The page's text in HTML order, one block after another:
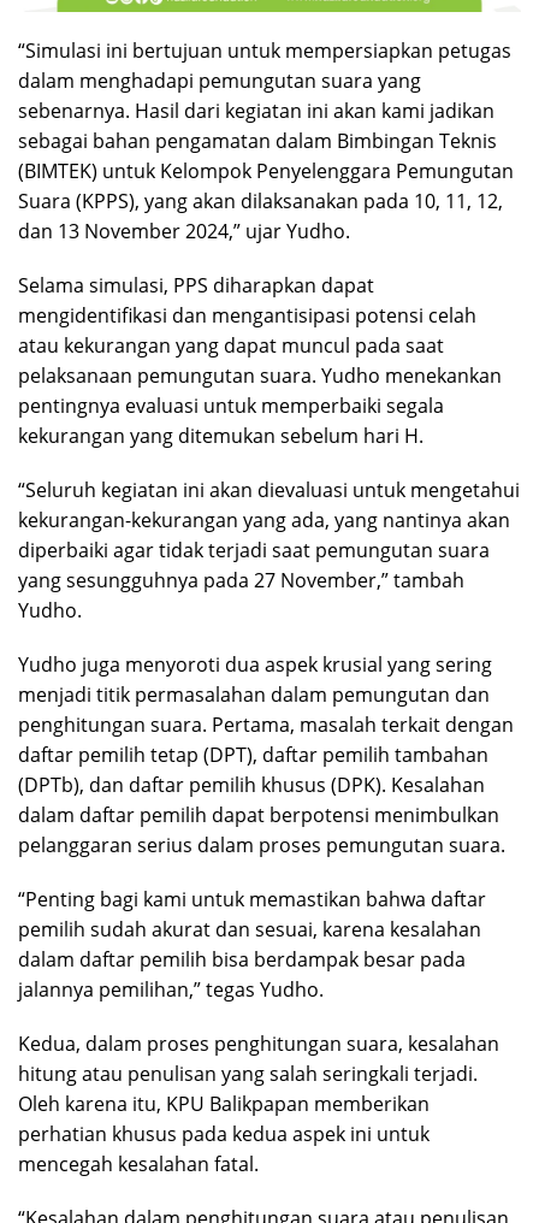
“Simulasi ini bertujuan untuk mempersiapkan petugas
dalam menghadapi pemungutan suara yang
sebenarnya. Hasil dari kegiatan ini akan kami jadikan
sebagai bahan pengamatan dalam Bimbingan Teknis
(BIMTEK) untuk Kelompok Penyelenggara Pemungutan
Suara (KPPS), yang akan dilaksanakan pada 10, 11, 12,
dan 13 November 2024,” ujar Yudho.
Selama simulasi, PPS diharapkan dapat
mengidentifikasi dan mengantisipasi potensi celah
atau kekurangan yang dapat muncul pada saat
pelaksanaan pemungutan suara. Yudho menekankan
pentingnya evaluasi untuk memperbaiki segala
kekurangan yang ditemukan sebelum hari H.
“Seluruh kegiatan ini akan dievaluasi untuk mengetahui
kekurangan-kekurangan yang ada, yang nantinya akan
diperbaiki agar tidak terjadi saat pemungutan suara
yang sesungguhnya pada 27 November,” tambah
Yudho.
Yudho juga menyoroti dua aspek krusial yang sering
menjadi titik permasalahan dalam pemungutan dan
penghitungan suara. Pertama, masalah terkait dengan
daftar pemilih tetap (DPT), daftar pemilih tambahan
(DPTb), dan daftar pemilih khusus (DPK). Kesalahan
dalam daftar pemilih dapat berpotensi menimbulkan
pelanggaran serius dalam proses pemungutan suara.
“Penting bagi kami untuk memastikan bahwa daftar
pemilih sudah akurat dan sesuai, karena kesalahan
dalam daftar pemilih bisa berdampak besar pada
jalannya pemilihan,” tegas Yudho.
Kedua, dalam proses penghitungan suara, kesalahan
hitung atau penulisan yang salah seringkali terjadi.
Oleh karena itu, KPU Balikpapan memberikan
perhatian khusus pada kedua aspek ini untuk
mencegah kesalahan fatal.